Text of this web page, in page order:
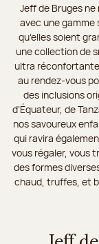
Jeff de Bruges ne
avec une gamme
qu’elles soient
une collection de
ultra
au rendez-vous
des inclusions
d’Équateur, de
nos savoureux
qui ravira
vous régaler, vous
des formes
chaud, truffes, et